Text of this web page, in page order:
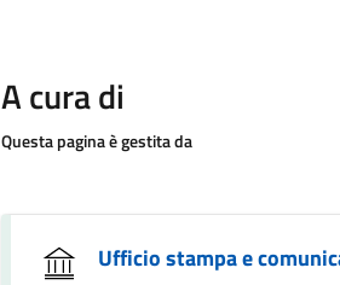
A cura di
Questa pagina è gestita da
Ufficio stampa e